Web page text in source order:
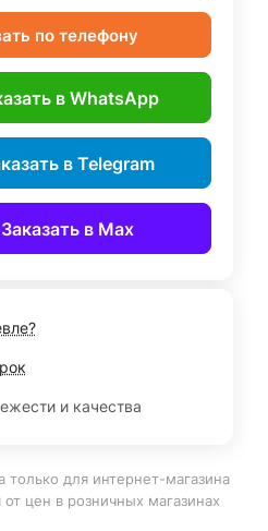
по телефону
в WhatsApp
в Telegram
Заказать в Max
и качества
только для интернет-магазина
цен в розничных магазинах